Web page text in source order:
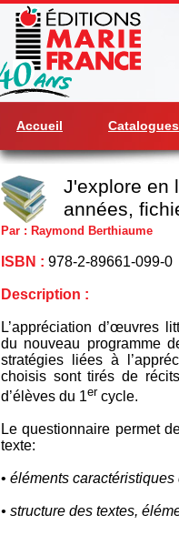
Accueil Catalogues
J'explore en
années,
Par : Raymond Berthiaume
ISBN : 978-2-89661-099-0
Description :
L’appréciation d’œuvres
du nouveau programme
stratégies liées à
choisis sont tirés de
d’élèves du 1er cycle.
Le questionnaire permet
texte:
• éléments
• structure des textes,